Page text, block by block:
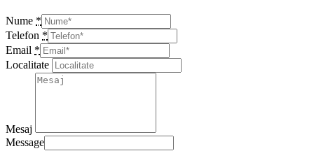
Nume *
Telefon *
Email *
Localitate
Mesaj
Message